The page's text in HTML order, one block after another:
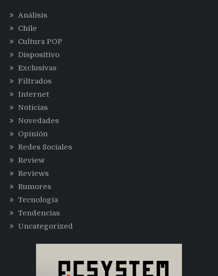
Análisis
Chile
Cultura POP
Dispositivo
Exclusivas
Filtrados
Internet
Noticias
Novedades
Opinión
Redes Sociales
Review
Reviews
Rumores
Tecnología
Tendencias
Uncategorized